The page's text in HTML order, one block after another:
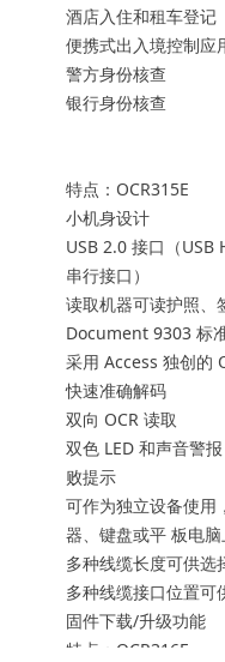
酒店入住和租车登记
便携式出入境控制应
警方身份核查
银行身份核查
特点：OCR315E
小机身设计
USB 2.0 接口（USB
串行接口）
读取机器可读护照、
Document 9303 标
采用 Access 独创的
快速准确解码
双向 OCR 读取
双色 LED 和声音警
败提示
可作为独立设备使用
器、键盘或平 板电脑
多种线缆长度可供选
多种线缆接口位置可
固件下载/升级功能
特点：OCR316E